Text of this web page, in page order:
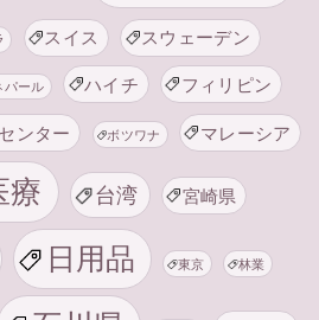
スイス スウェーデン
パール ハイチ フィリピン
ンター ボツワナ マレーシア
療 台湾 宮崎県
日用品 東京 林業